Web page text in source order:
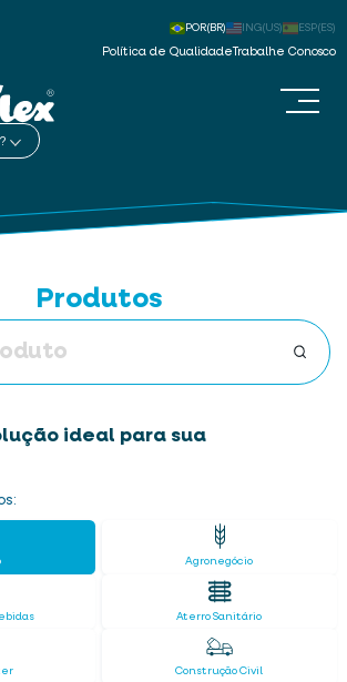
Política de Qualidade Trabalhe Conosco
POR(BR) ING(US) ESP(ES)
Produtos
ideal para sua
Agronegócio
Aterro Sanitário
Construção Civil